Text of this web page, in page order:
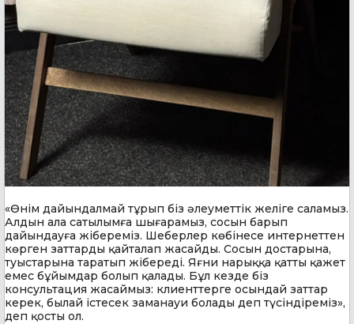
«Өнім дайындалмай тұрып біз әлеуметтік желіге саламыз.
Алдын ала сатылымға шығарамыз, сосын барып
дайындауға жібереміз. Шеберлер көбінесе интернеттен
көрген заттарды қайталап жасайды. Сосын достарына,
туыстарына таратып жібереді. Яғни нарыққа қатты қажет
емес бұйымдар болып қалады. Бұл кезде біз
консультация жасаймыз: клиенттерге осындай заттар
керек, былай істесек заманауи болады деп түсіндіреміз»,
деп қосты ол.